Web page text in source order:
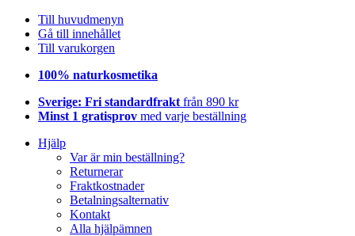
Till huvudmenyn
Gå till innehållet
Till varukorgen
100% naturkosmetika
Sverige: Fri standardfrakt från 890 kr
Minst 1 gratisprov med varje beställning
Hjälp
Var är min beställning?
Returnerar
Fraktkostnader
Betalningsalternativ
Kontakt
Alla hjälpämnen